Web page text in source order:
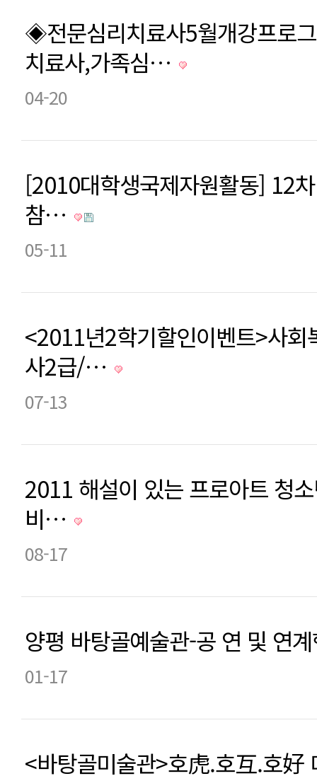
◈전문심리치료사5월개강프로
치료사,가족심…
04-20
[2010대학생국제자원활동] 12
참…
05-11
<2011년2학기할인이벤트>사
사2급/…
07-13
2011 해설이 있는 프로아트 청
비…
08-17
양평 바탕골예술관-공 연 및 연
01-17
<바탕골미술관>호虎.호互.호好